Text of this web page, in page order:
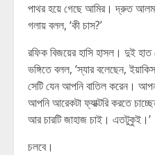
পাথর হয়ে গেছে আমির। দ্রুত
গলায় বলল, ‘কী চাস?’
রফিক বিজয়ের হাসি হাসল। দুই
ভঙ্গিতে বলল, ‘স্যার বলেছেন,
সেটি যেন আপনি বাতিল করেন।
আপনি আরেকটা ফ্যাক্টরি করতে
আর চারটি জাহাজ চাই। এতটুকুই।’
চলবে।